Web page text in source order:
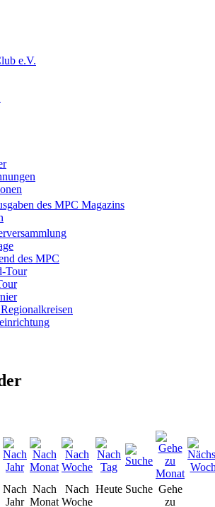
des MPC Magazins
des MPC
Tour
Nach
Jahr
Nach
Monat
Nach
Woche
Heute Suche Gehe
zu